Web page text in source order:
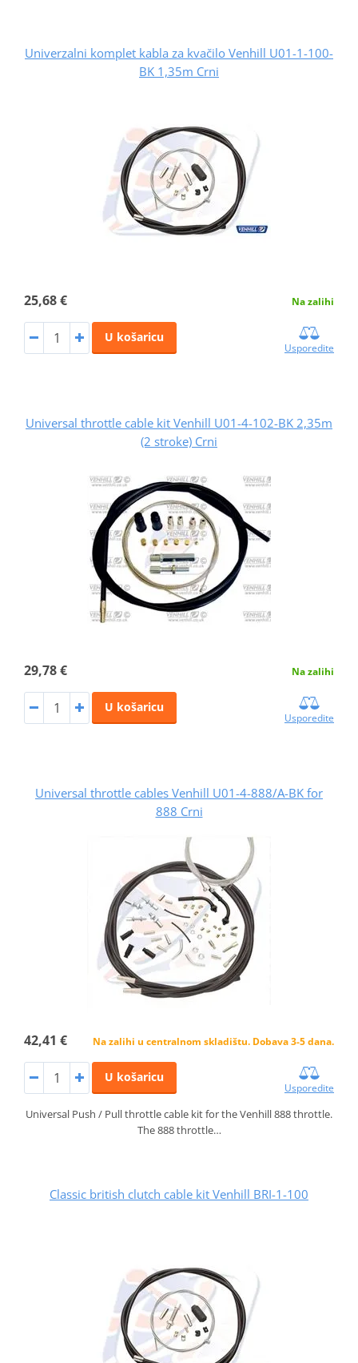
Univerzalni komplet kabla za kvačilo Venhill U01-1-100-
BK 1,35m Crni
25,68 € Na zalihi
U košaricu
Usporedite
Universal throttle cable kit Venhill U01-4-102-BK 2,35m
(2 stroke) Crni
29,78 € Na zalihi
U košaricu
Usporedite
Universal throttle cables Venhill U01-4-888/A-BK for
888 Crni
42,41 € Na zalihi u centralnom skladištu. Dobava 3-5 dana.
U košaricu
Usporedite
Universal Push / Pull throttle cable kit for the Venhill 888 throttle.
The 888 throttle…
Classic british clutch cable kit Venhill BRI-1-100